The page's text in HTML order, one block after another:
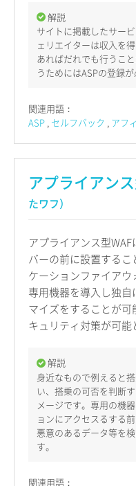
解説
サイトに掲載したサー
ェリエイターは収入を
あればだれでも行うこ
うためにはASPの登録が
関連用語：
ASP セルフバック アフ
アプライアン
たワフ）
アプライアンス型
バーの前に設置するこ
ケーションファイアウ
専用機器を導入し独
マイズをすることが
キュリティ対策が可能
解説
身近なもので例えると
い、搭乗の可否を判断
メージです。専用の機
ョンにアクセスるする
悪意のあるデータ等を
す。
関連用語：